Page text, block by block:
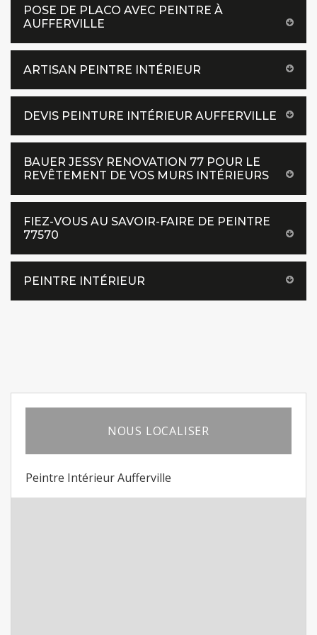
POSE DE PLACO AVEC PEINTRE À
AUFFERVILLE
ARTISAN PEINTRE INTÉRIEUR
DEVIS PEINTURE INTÉRIEUR AUFFERVILLE
BAUER JESSY RENOVATION 77 POUR LE
REVÊTEMENT DE VOS MURS INTÉRIEURS
FIEZ-VOUS AU SAVOIR-FAIRE DE PEINTRE
77570
PEINTRE INTÉRIEUR
NOUS LOCALISER
Peintre Intérieur Aufferville